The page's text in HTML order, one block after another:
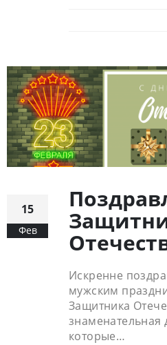
15
Фев
Искренне
мужским
Защитника
знаменательная
которые…